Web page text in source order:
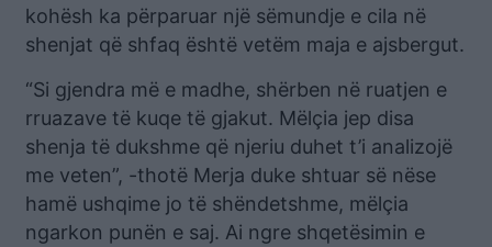
kohësh ka përparuar një sëmundje e cila në
shenjat që shfaq është vetëm maja e ajsbergut.
“Si gjendra më e madhe, shërben në ruatjen e
rruazave të kuqe të gjakut. Mëlçia jep disa
shenja të dukshme që njeriu duhet t’i analizojë
me veten”, -thotë Merja duke shtuar së nëse
hamë ushqime jo të shëndetshme, mëlçia
ngarkon punën e saj. Ai ngre shqetësimin e